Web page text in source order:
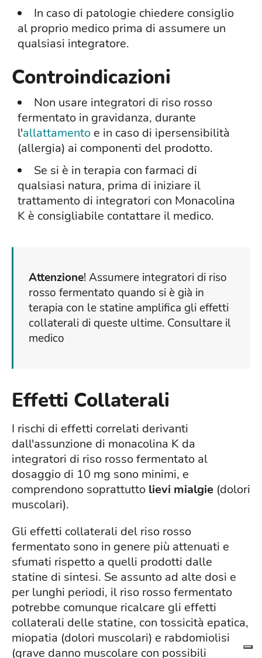
In caso di patologie chiedere consiglio
al proprio medico prima di assumere un
qualsiasi integratore.
Controindicazioni
Non usare integratori di riso rosso
fermentato in gravidanza, durante
l'allattamento e in caso di ipersensibilità
(allergia) ai componenti del prodotto.
Se si è in terapia con farmaci di
qualsiasi natura, prima di iniziare il
trattamento di integratori con Monacolina
K è consigliabile contattare il medico.
Attenzione! Assumere integratori di riso
rosso fermentato quando si è già in
terapia con le statine amplifica gli effetti
collaterali di queste ultime. Consultare il
medico
Effetti Collaterali
I rischi di effetti correlati derivanti
dall'assunzione di monacolina K da
integratori di riso rosso fermentato al
dosaggio di 10 mg sono minimi, e
comprendono soprattutto lievi mialgie (dolori
muscolari).
Gli effetti collaterali del riso rosso
fermentato sono in genere più attenuati e
sfumati rispetto a quelli prodotti dalle
statine di sintesi. Se assunto ad alte dosi e
per lunghi periodi, il riso rosso fermentato
potrebbe comunque ricalcare gli effetti
collaterali delle statine, con tossicità epatica,
miopatia (dolori muscolari) e rabdomiolisi
(grave danno muscolare con possibili